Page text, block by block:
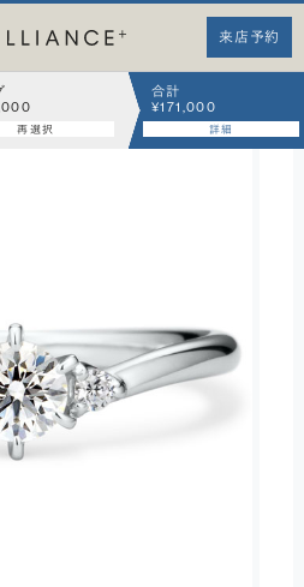
来店予約
再選択
合計
¥171,000
詳細